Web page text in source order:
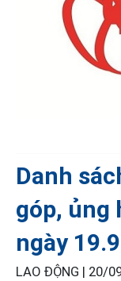
Danh
góp, ủng
ngày
LAO ĐỘNG | 20/